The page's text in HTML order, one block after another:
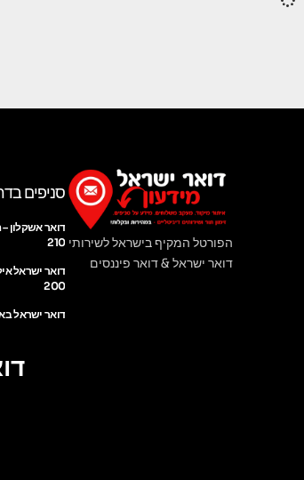
הפורטל המקיף בישראל לשירותי
דואר ישראל & דואר פיננסים
סניפים
דואר אשקלון
210
דואר ישראל
200
דואר ישראל